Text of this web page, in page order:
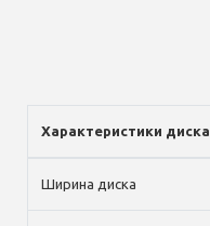
Характеристики диска
Ширина диска